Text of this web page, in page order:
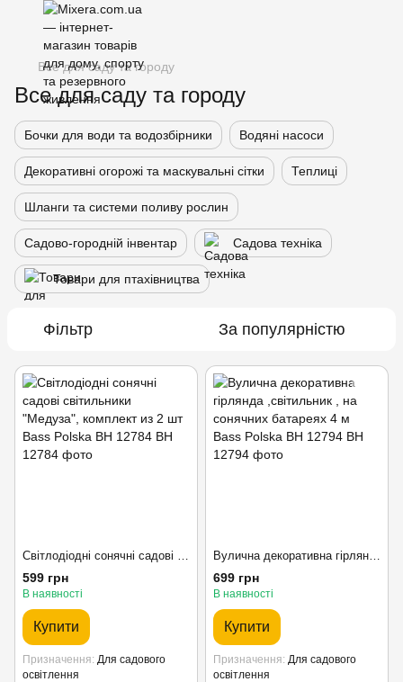
Все для саду та городу
Все для саду та городу
Бочки для води та водозбірники Водяні насоси
Декоративні огорожі та маскувальні сітки Теплиці
Шланги та системи поливу рослин
Садово-городній інвентар Садова техніка
Товари для птахівництва
Фільтр За популярністю
Світлодіодні сонячні садові світильники "Медуза", комплект из 2 шт Bass Polska BH 12784
599 грн
В наявності
Купити
Призначення Для садового
освітлення
Вулична декоративна гірлянда ,світильник , на сонячних батареях 4 м Bass Polska BH 12794
699 грн
В наявності
Купити
Призначення Для садового
освітлення